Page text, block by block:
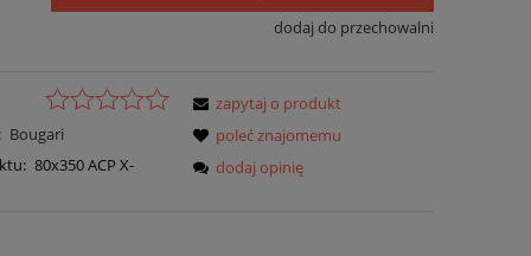
dodaj do przechowalni
Bougari
80x350 ACP X-
zapytaj o produkt
poleć znajomemu
dodaj opinię